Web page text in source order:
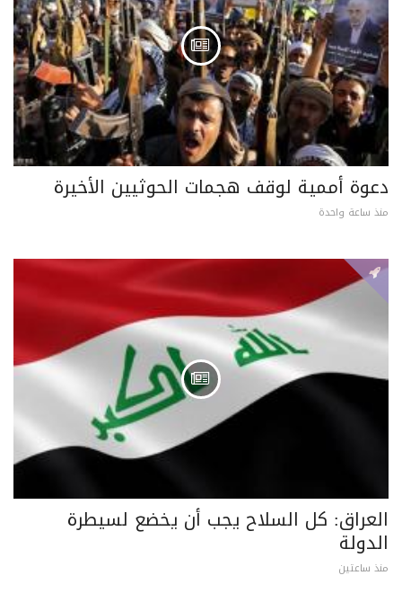
دعوة أممية لوقف هجمات الحوثيين الأخيرة
منذ ساعة واحدة
العراق: كل السلاح يجب أن يخضع لسيطرة
الدولة
منذ ساعتين